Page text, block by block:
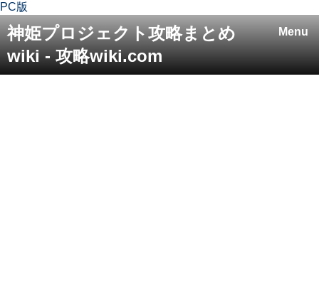
PC版
Menu
神姫プロジェクト攻略まとめ
wiki - 攻略wiki.com